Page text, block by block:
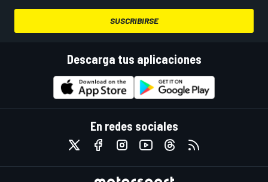
SUSCRIBIRSE
Descarga tus aplicaciones
En redes sociales